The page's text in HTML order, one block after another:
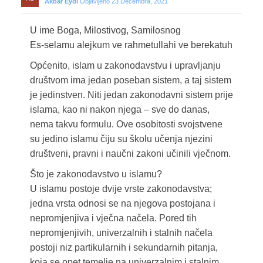
U ime Boga, Milostivog, Samilosnog
Es-selamu alejkum ve rahmetullahi ve berekatuh
Općenito, islam u zakonodavstvu i upravljanju
društvom ima jedan poseban sistem, a taj sistem
je jedinstven. Niti jedan zakonodavni sistem prije
islama, kao ni nakon njega – sve do danas,
nema takvu formulu. Ove osobitosti svojstvene
su jedino islamu čiju su školu učenja njezini
društveni, pravni i naučni zakoni učinili vječnom.
Što je zakonodavstvo u islamu?
U islamu postoje dvije vrste zakonodavstva;
jedna vrsta odnosi se na njegova postojana i
nepromjenjiva i vječna načela. Pored tih
nepromjenjivih, univerzalnih i stalnih načela
postoji niz partikularnih i sekundarnih pitanja,